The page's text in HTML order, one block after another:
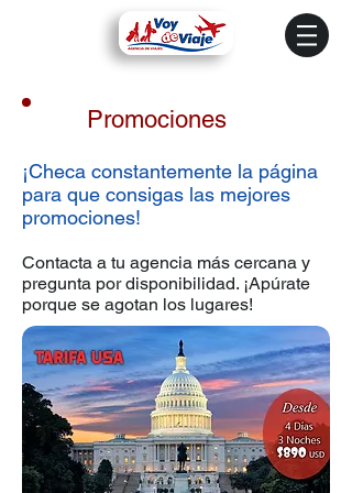
Promociones
¡Checa constantemente la página
para que consigas las mejores
promociones!
Contacta a tu agencia más cercana y
pregunta por disponibilidad. ¡Apúrate
porque se agotan los lugares!